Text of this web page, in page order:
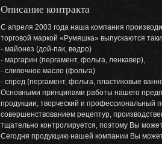
Описание контракта
С апреля 2003 года наша компания
торговой маркой «Румяшка» выпускаются
- майонез (дой-пак, ведро)
- маргарин (пергамент, фольга, ленкавер),
- сливочное масло (фольга)
- спред (пергамент, фольга, пластиковые
Основными принципами работы нашего
продукции, творческий и профессиональный
совершенствованием рецептур,
тщательно контролируется, поэтому Вы
Сегодня продукцию нашей компании Вы